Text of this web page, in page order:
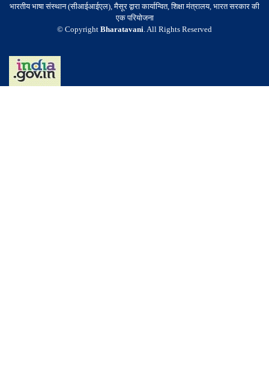
भारतीय भाषा संस्थान (सीआईआईएल), मैसूर द्वारा कार्यान्वित, शिक्षा मंत्रालय, भारत सरकार की
एक परियोजना
© Copyright Bharatavani. All Rights Reserved